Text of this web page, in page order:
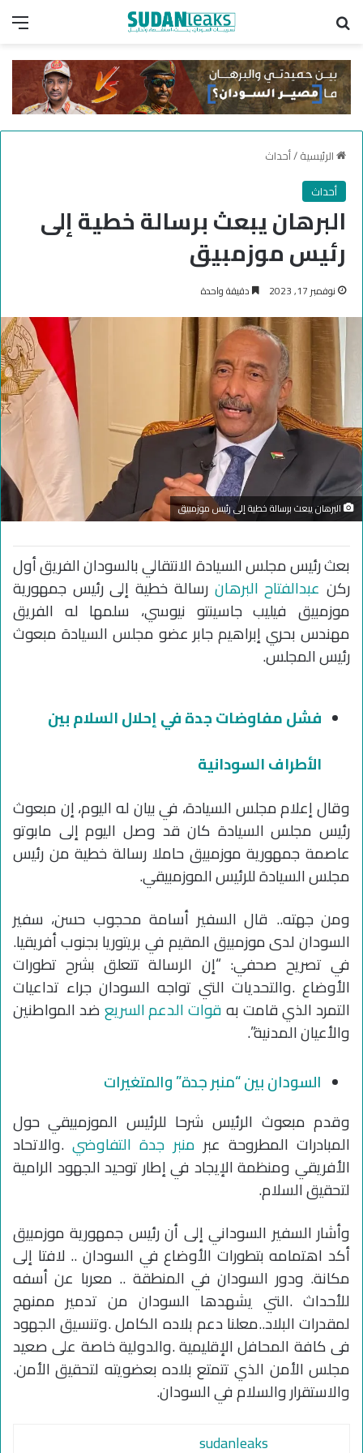
الرئيسية/أحداث
أحداث
البرهان يبعث برسالة خطية إلى
رئيس موزمبيق
نوفمبر 17, 2023 دقيقة واحدة
البرهان يبعث برسالة خطية إلى رئيس موزمبيق
بعث رئيس مجلس السيادة الانتقالي بالسودان الفريق أول
ركنعبدالفتاح البرهان رسالة خطية إلى رئيس جمهورية
موزمبيق فيليب جاسينتو نيوسي، سلمها له الفريق
مهندس بحري إبراهيم جابر عضو مجلس السيادة مبعوث
رئيس المجلس.
فشل مفاوضات جدة في إحلال السلام بين
الأطراف السودانية
وقال إعلام مجلس السيادة، في بيان له اليوم، إن مبعوث
رئيس مجلس السيادة كان قد وصل اليوم إلى مابوتو
عاصمة جمهورية موزمبيق حاملا رسالة خطية من رئيس
مجلس السيادة للرئيس الموزمبيقي.
ومن جهته.. قال السفير أسامة محجوب حسن، سفير
السودان لدى موزمبيق المقيم في بريتوريا بجنوب أفريقيا.
في تصريح صحفي: “إن الرسالة تتعلق بشرح تطورات
الأوضاع .والتحديات التي تواجه السودان جراء تداعيات
التمرد الذي قامت بهقوات الدعم السريعضد المواطنين
والأعيان المدنية”.
السودان بين “منبر جدة” والمتغيرات
وقدم مبعوث الرئيس شرحا للرئيس الموزمبيقي حول
المبادرات المطروحة عبرمنبر جدة التفاوضي.والاتحاد
الأفريقي ومنظمة الإيجاد في إطار توحيد الجهود الرامية
لتحقيق السلام.
وأشار السفير السوداني إلى أن رئيس جمهورية موزمبيق
أكد اهتمامه بتطورات الأوضاع في السودان .. لافتا إلى
مكانة. ودور السودان في المنطقة .. معربا عن أسفه
للأحداث .التي يشهدها السودان من تدمير ممنهج
لمقدرات البلاد..معلنا دعم بلاده الكامل .وتنسيق الجهود
فى كافة المحافل الإقليمية .والدولية خاصة على صعيد
مجلس الأمن الذي تتمتع بلاده بعضويته لتحقيق الأمن.
والاستقرار والسلام في السودان.
sudanleaks